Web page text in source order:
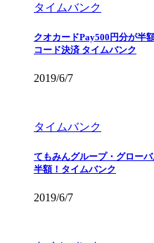
タイムバンク
クオカードPay500円分が半
コード決済 タイムバンク
2019/6/7
タイムバンク
てもみんグループ・グロー
半額！タイムバンク
2019/6/7